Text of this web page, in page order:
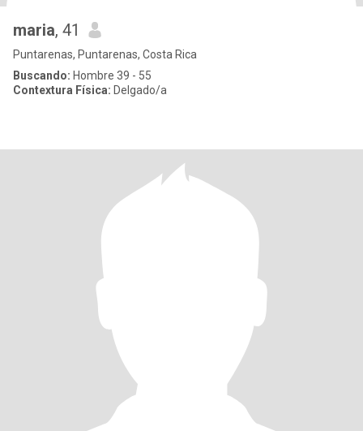
maria, 41
Puntarenas, Puntarenas, Costa Rica
Buscando: Hombre 39 - 55
Contextura Física: Delgado/a